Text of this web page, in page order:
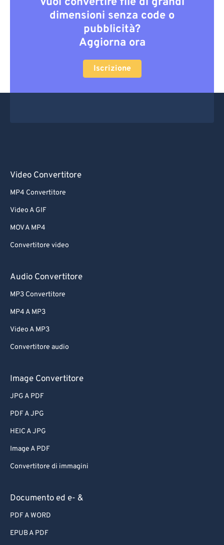
dimensioni senza code o
pubblicità?
Aggiorna ora
Iscrizione
Video Convertitore
MP4 Convertitore
Video A GIF
MOV A MP4
Convertitore video
Audio Convertitore
MP3 Convertitore
MP4 A MP3
Video A MP3
Convertitore audio
Image Convertitore
JPG A PDF
PDF A JPG
HEIC A JPG
Image A PDF
Convertitore di immagini
Documento ed e- &
PDF A WORD
EPUB A PDF